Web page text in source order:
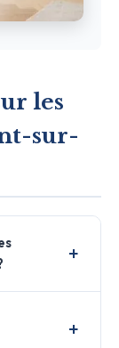
les
sur-